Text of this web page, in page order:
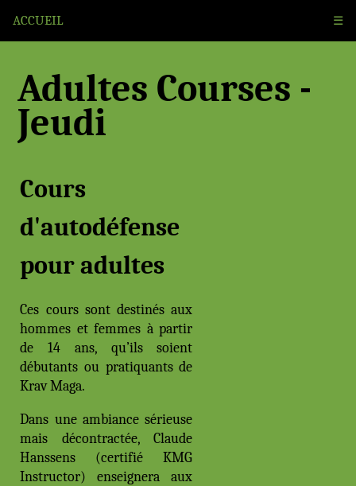
ACCUEIL ☰
Adultes Courses -
Jeudi
Cours
d'autodéfense
pour adultes
Ces cours sont destinés aux
hommes et femmes à partir
de 14 ans, qu’ils soient
débutants ou pratiquants de
Krav Maga.
Dans une ambiance sérieuse
mais décontractée, Claude
Hanssens (certifié KMG
Instructor) enseignera aux